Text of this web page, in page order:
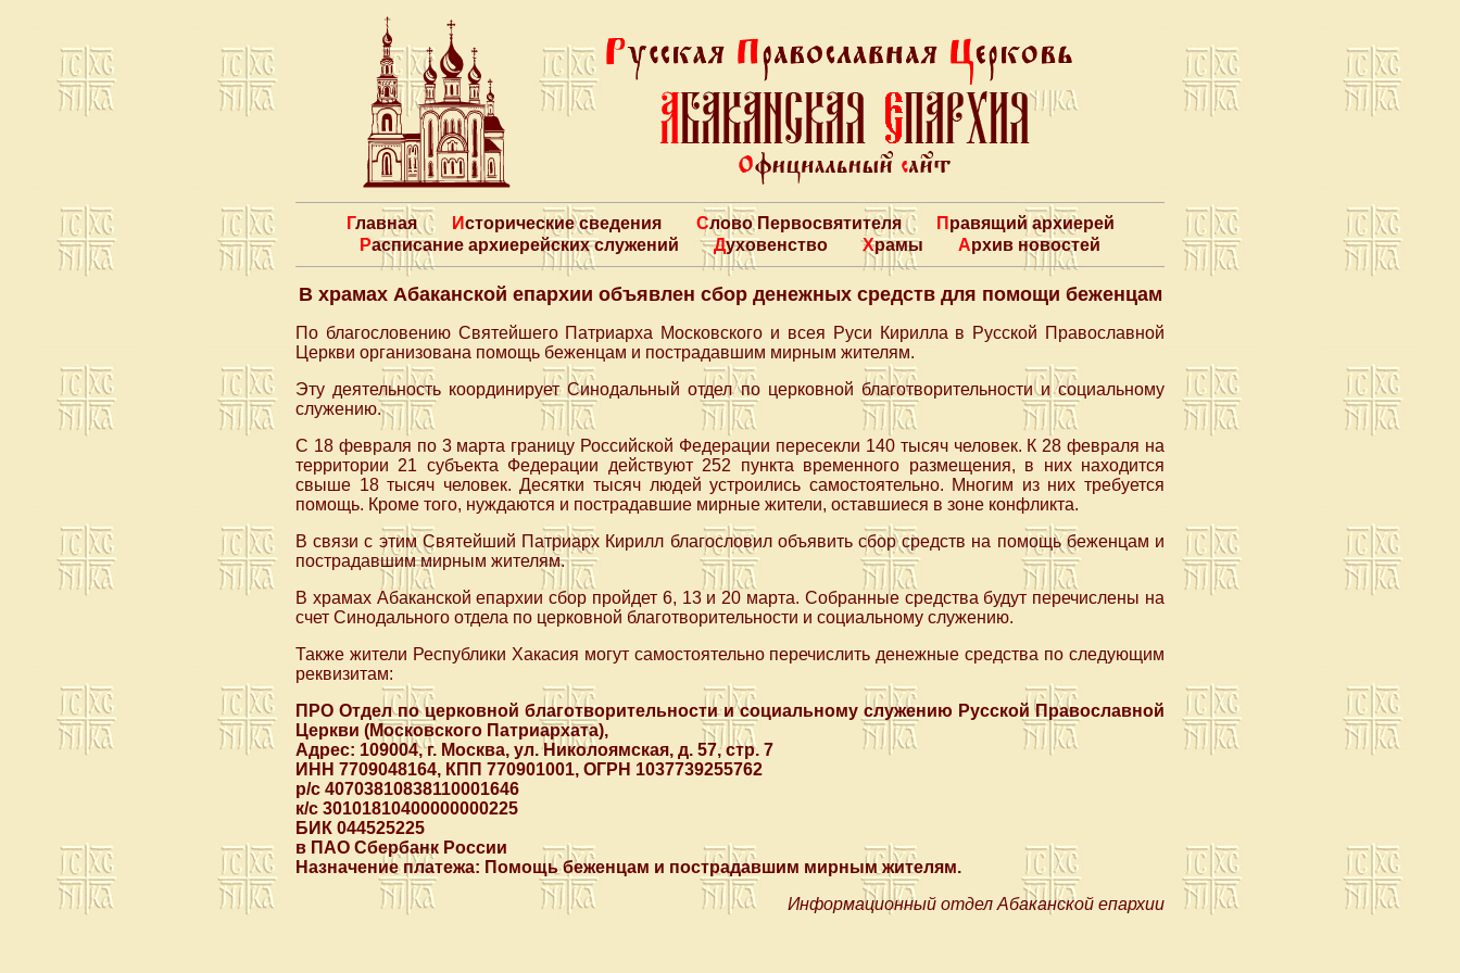
Главная Исторические сведения Слово Первосвятителя
Правящий архиерей
Расписание архиерейских служений
Духовенство Храмы Архив новостей
В храмах Абаканской епархии объявлен сбор денежных средств для помощи беженцам
По благословению Святейшего Патриарха Московского и всея Руси Кирилла в Русской Православной
Церкви организована помощь беженцам и пострадавшим мирным жителям.
Эту деятельность координирует Синодальный отдел по церковной благотворительности и социальному
служению.
С 18 февраля по 3 марта границу Российской Федерации пересекли 140 тысяч человек. К 28 февраля на
территории 21 субъекта Федерации действуют 252 пункта временного размещения, в них находится
свыше 18 тысяч человек. Десятки тысяч людей устроились самостоятельно. Многим из них требуется
помощь. Кроме того, нуждаются и пострадавшие мирные жители, оставшиеся в зоне конфликта.
В связи с этим Святейший Патриарх Кирилл благословил объявить сбор средств на помощь беженцам и
пострадавшим мирным жителям.
В храмах Абаканской епархии сбор пройдет 6, 13 и 20 марта. Собранные средства будут перечислены на
счет Синодального отдела по церковной благотворительности и социальному служению.
Также жители Республики Хакасия могут самостоятельно перечислить денежные средства по следующим
реквизитам:
ПРО Отдел по церковной благотворительности и социальному служению Русской Православной
Церкви (Московского Патриархата),
Адрес: 109004, г. Москва, ул. Николоямская, д. 57, стр. 7
ИНН 7709048164, КПП 770901001, ОГРН 1037739255762
р/с 40703810838110001646
к/с 30101810400000000225
БИК 044525225
в ПАО Сбербанк России
Назначение платежа: Помощь беженцам и пострадавшим мирным жителям.
Информационный отдел Абаканской епархии